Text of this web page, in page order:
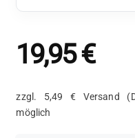
19,95€
zzgl. 5,49 € Versand
möglich